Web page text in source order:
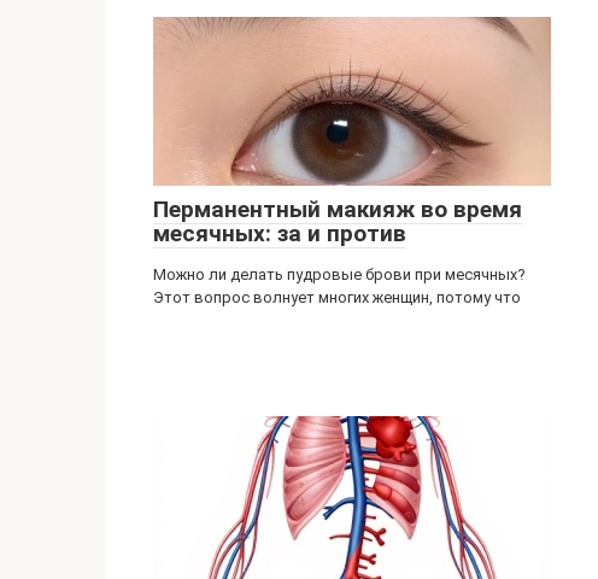
Перманентный макияж во время
месячных: за и против
Можно ли делать пудровые брови при месячных?
Этот вопрос волнует многих женщин, потому что